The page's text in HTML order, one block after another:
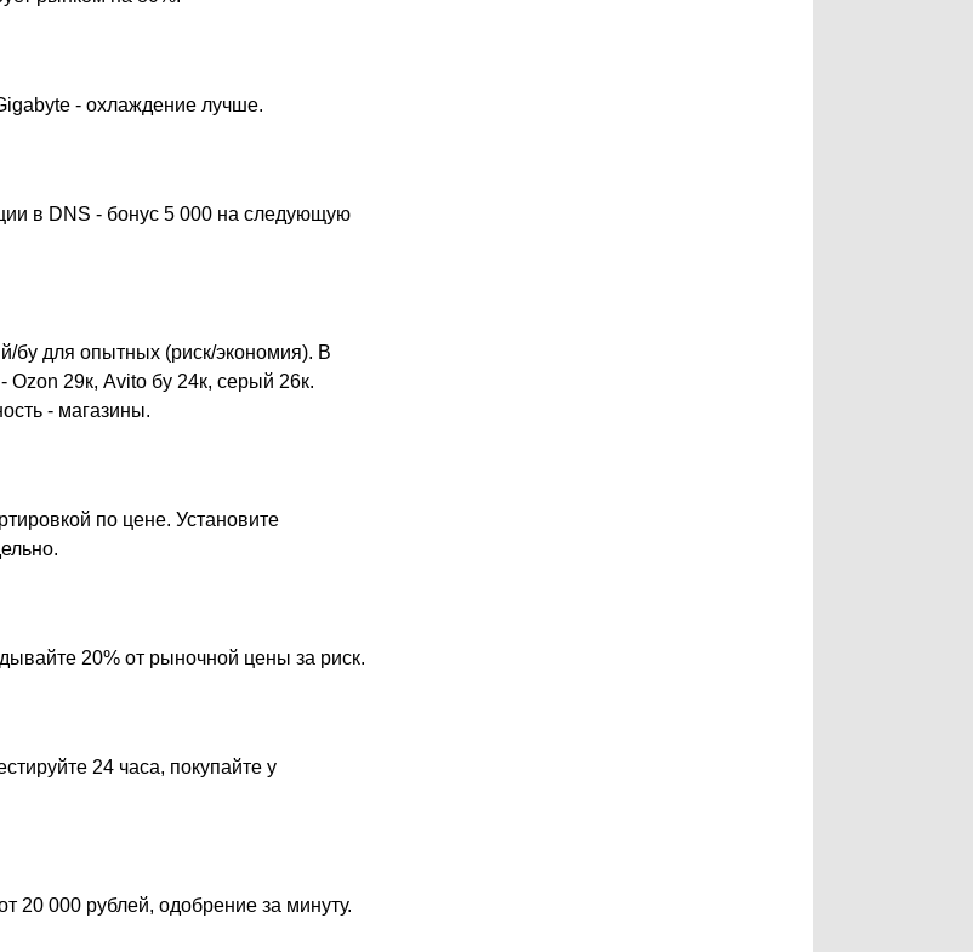
- охлаждение лучше.
в DNS - бонус 5 000 на следующую
бу для опытных (риск/экономия). В
29к, Avito бу 24к, серый 26к.
- магазины.
по цене. Установите
20% от рыночной цены за риск.
24 часа, покупайте у
20 000 рублей, одобрение за минуту.